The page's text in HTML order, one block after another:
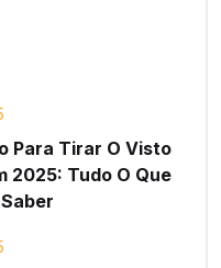
Para Tirar O Visto
2025: Tudo O Que